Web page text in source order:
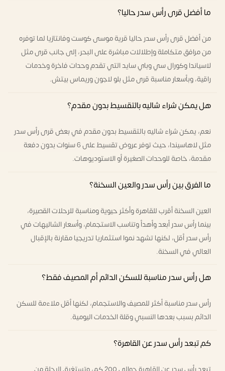
ما أفضل قرى رأس سدر حاليا؟
من أفضل قرى رأس سدر حاليا قرية موسى كوست وفانتازيا لما توفره
من مرافق متكاملة وإطلالات مباشرة على البحر، إلى جانب قرى مثل
لاسياندا وكورال سي وباي سايد التي تقدم وحدات فاخرة وخدمات
راقية، وبأسعار مناسبة قرى مثل بلو لاجون وريماس بيتش.
هل يمكن شراء شاليه بالتقسيط بدون مقدم؟
نعم، يمكن شراء شاليه بالتقسيط بدون مقدم في بعض قرى رأس سدر
مثل لاهاسيندا، حيث توفر عروض تقسيط على 6 سنوات بدون دفعة
مقدمة، خاصة للوحدات الصغيرة أو الاستوديوهات.
ما الفرق بين رأس سدر والعين السخنة؟
العين السخنة أقرب للقاهرة وأكثر حيوية ومناسبة للرحلات القصيرة،
بينما رأس سدر أبعد وأهدأ وتناسب الاستجمام، وأسعار الشاليهات في
رأس سدر أقل، لكنها تشهد نموا استثماريا تدريجيا مقارنة بالإقبال
العالي في السخنة.
هل رأس سدر مناسبة للسكن الدائم أم المصيف فقط؟
رأس سدر مناسبة أكثر للمصيف والاستجمام، لكنها أقل ملاءمة للسكن
الدائم بسبب بعدها النسبي وقلة الخدمات اليومية.
كم تبعد رأس سدر عن القاهرة؟